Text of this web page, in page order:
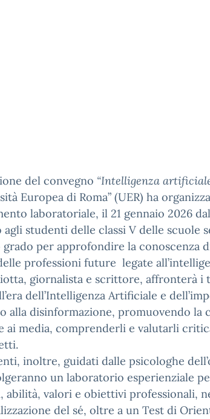
del convegno “Intelligenza
Europea di Roma” (UER) ha
laboratoriale, il 21 gennaio 2026
agli studenti delle classi V delle scuole
grado per approfondire la conoscenza
professioni future legate
giornalista e scrittore, affronterà i
dell’Intelligenza Artificiale e
alla disinformazione, promuovendo la
ai media, comprenderli e valutarli
inoltre, guidati dalle psicologhe
un laboratorio esperienziale
abilità, valori e obiettivi professionali,
del sé, oltre a un Test di